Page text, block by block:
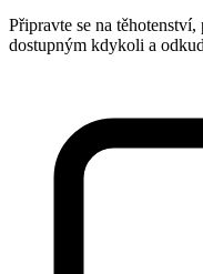
Připravte se na
dostupným kdykoli a